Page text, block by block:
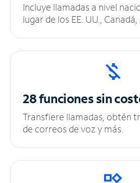
Incluye llamadas a nivel
lugar de los EE. UU.,
28 funciones sin
Transfiere llamadas, obtén
de correos de voz y más.